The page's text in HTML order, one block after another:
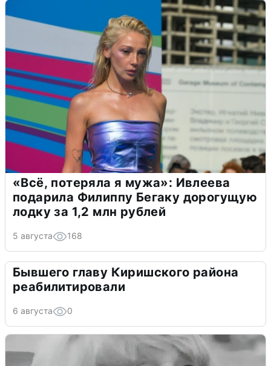
«Всё, потеряла я мужа»: Ивлеева
подарила Филиппу Бегаку дорогущую
лодку за 1,2 млн рублей
5 августа 168
Бывшего главу Киришского района
реабилитировали
6 августа 0